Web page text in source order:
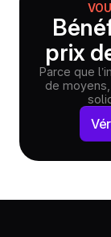
prix
Parce que
de